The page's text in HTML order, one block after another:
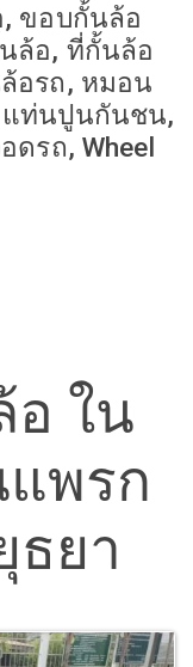
ขอบกั้นล้อ
ล้อ, ที่กั้นล้อ
อรถ, หมอน
ท่นปูนกันชน,
ดรถ, Wheel
อ ใน
พรก
ธยา